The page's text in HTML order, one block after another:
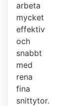
arbeta
mycket
effektiv
och
snabbt
med
rena
fina
snittytor.